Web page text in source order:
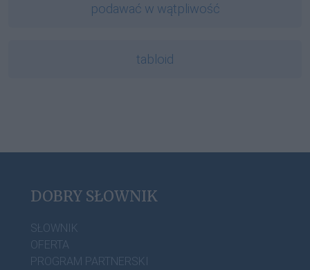
podawać w wątpliwość
tabloid
DOBRY SŁOWNIK
SŁOWNIK
OFERTA
PROGRAM PARTNERSKI